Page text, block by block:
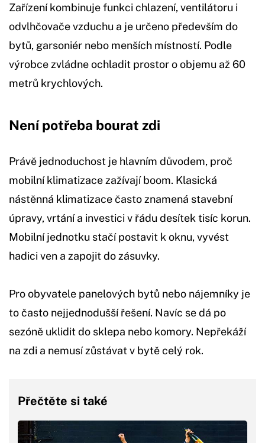
Zařízení kombinuje funkci chlazení, ventilátoru i
odvlhčovače vzduchu a je určeno především do
bytů, garsoniér nebo menších místností. Podle
výrobce zvládne ochladit prostor o objemu až 60
metrů krychlových.
Není potřeba bourat zdi
Právě jednoduchost je hlavním důvodem, proč
mobilní klimatizace zažívají boom. Klasická
nástěnná klimatizace často znamená stavební
úpravy, vrtání a investici v řádu desítek tisíc korun.
Mobilní jednotku stačí postavit k oknu, vyvést
hadici ven a zapojit do zásuvky.
Pro obyvatele panelových bytů nebo nájemníky je
to často nejjednodušší řešení. Navíc se dá po
sezóně uklidit do sklepa nebo komory. Nepřekáží
na zdi a nemusí zůstávat v bytě celý rok.
Přečtěte si také